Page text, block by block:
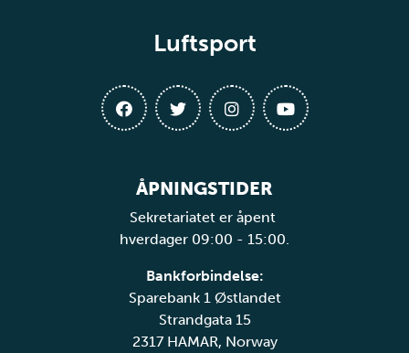
Luftsport
ÅPNINGSTIDER
Sekretariatet er åpent
hverdager 09:00 - 15:00.
Bankforbindelse:
Sparebank 1 Østlandet
Strandgata 15
2317 HAMAR, Norway